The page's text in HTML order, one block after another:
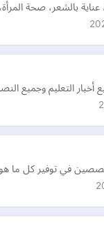
عناية بالشعر، صحة
التعليم وجميع